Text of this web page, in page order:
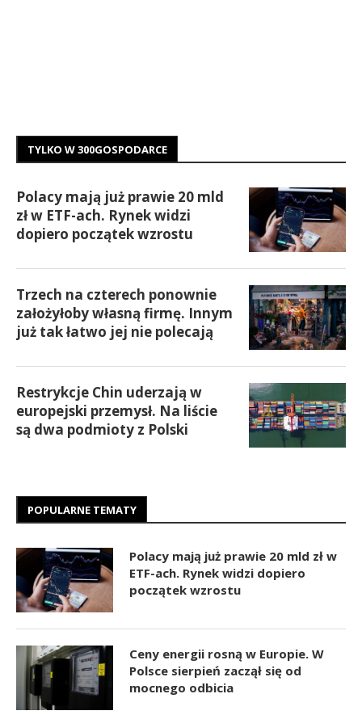
TYLKO W 300GOSPODARCE
Polacy mają już prawie 20 mld
zł w ETF-ach. Rynek widzi
dopiero początek wzrostu
Trzech na czterech ponownie
założyłoby własną firmę. Innym
już tak łatwo jej nie polecają
Restrykcje Chin uderzają w
europejski przemysł. Na liście
są dwa podmioty z Polski
POPULARNE TEMATY
Polacy mają już prawie 20 mld zł w
ETF-ach. Rynek widzi dopiero
początek wzrostu
Ceny energii rosną w Europie. W
Polsce sierpień zaczął się od
mocnego odbicia